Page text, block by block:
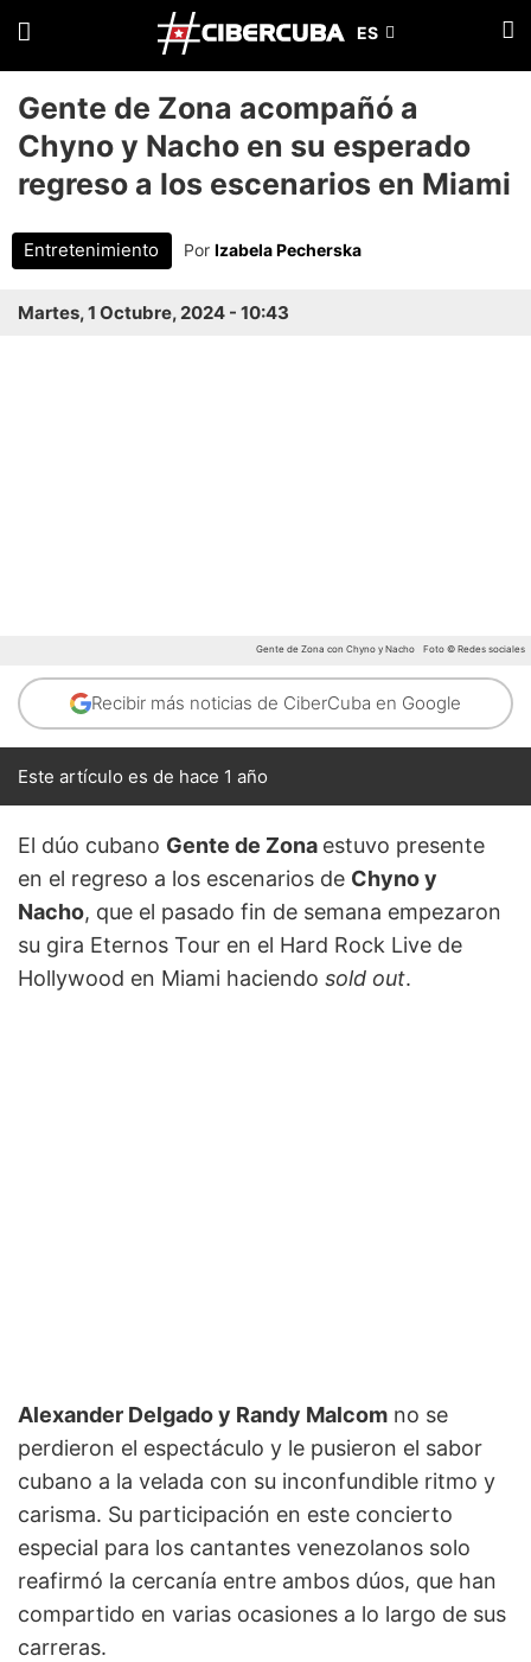
Gente de Zona acompañó a
Chyno y Nacho en su esperado
regreso a los escenarios en Miami
Entretenimiento Por Izabela Pecherska
Martes, 1 Octubre, 2024 - 10:43
Gente de Zona con Chyno y Nacho Foto © Redes sociales
Recibir más noticias de CiberCuba en Google
Este artículo es de hace 1 año
El dúo cubano Gente de Zona estuvo presente
en el regreso a los escenarios de Chyno y
Nacho, que el pasado fin de semana empezaron
su gira Eternos Tour en el Hard Rock Live de
Hollywood en Miami haciendo sold out.
Alexander Delgado y Randy Malcom no se
perdieron el espectáculo y le pusieron el sabor
cubano a la velada con su inconfundible ritmo y
carisma. Su participación en este concierto
especial para los cantantes venezolanos solo
reafirmó la cercanía entre ambos dúos, que han
compartido en varias ocasiones a lo largo de sus
carreras.